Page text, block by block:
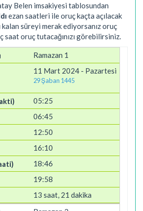
Belen imsakiyesi tablosundan
ezan saatleri ile oruç kaçta açılacak
süreyi merak ediyorsanız oruç
saat oruç tutacağınızı görebilirsiniz.
Ramazan 1
11 Mart 2024 - Pazartesi
29 Şaban 1445
05:25
06:45
12:50
16:10
18:46
19:58
13 saat, 21 dakika